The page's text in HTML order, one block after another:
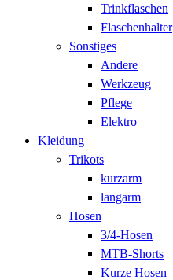
Trinkflaschen
Flaschenhalter
Sonstiges
Andere
Werkzeug
Pflege
Elektro
Kleidung
Trikots
kurzarm
langarm
Hosen
3/4-Hosen
MTB-Shorts
Kurze Hosen